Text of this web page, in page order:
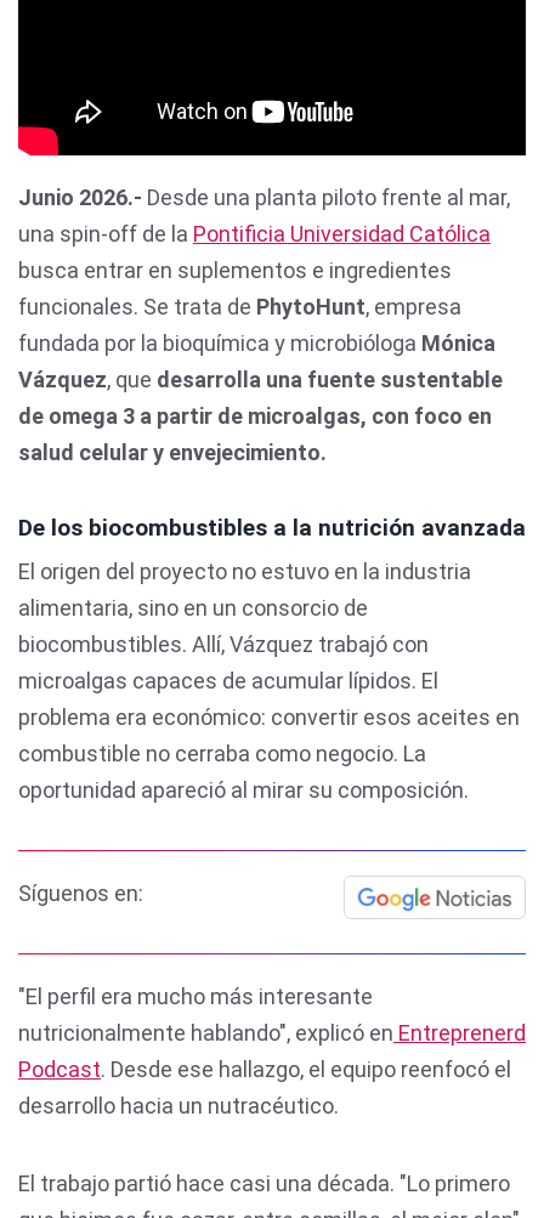
Junio 2026.- Desde una planta piloto frente al mar,
una spin-off de la Pontificia Universidad Católica
busca entrar en suplementos e ingredientes
funcionales. Se trata de PhytoHunt, empresa
fundada por la bioquímica y microbióloga Mónica
Vázquez, que desarrolla una fuente sustentable
de omega 3 a partir de microalgas, con foco en
salud celular y envejecimiento.
De los biocombustibles a la nutrición avanzada
El origen del proyecto no estuvo en la industria
alimentaria, sino en un consorcio de
biocombustibles. Allí, Vázquez trabajó con
microalgas capaces de acumular lípidos. El
problema era económico: convertir esos aceites en
combustible no cerraba como negocio. La
oportunidad apareció al mirar su composición.
Síguenos en:
"El perfil era mucho más interesante
nutricionalmente hablando", explicó en Entreprenerd
Podcast. Desde ese hallazgo, el equipo reenfocó el
desarrollo hacia un nutracéutico.
El trabajo partió hace casi una década. "Lo primero